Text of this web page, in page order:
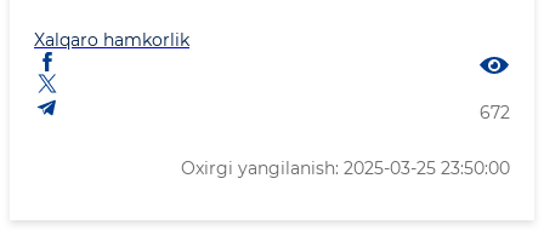
Xalqaro hamkorlik
672
Oxirgi yangilanish: 2025-03-25 23:50:00